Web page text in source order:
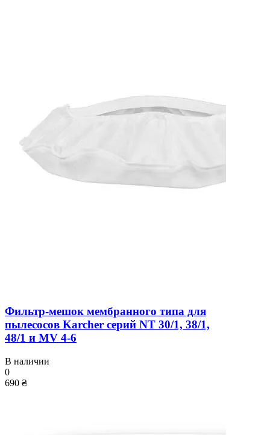
Фильтр-мешок мембранного типа для
пылесосов Karcher серий NT 30/1, 38/1,
48/1 и MV 4-6
В наличии
0
690 ₴